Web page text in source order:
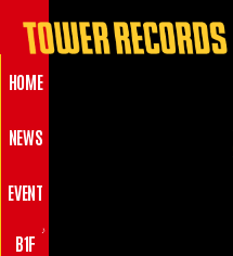
HOME
NEWS
EVENT
B1F
♪